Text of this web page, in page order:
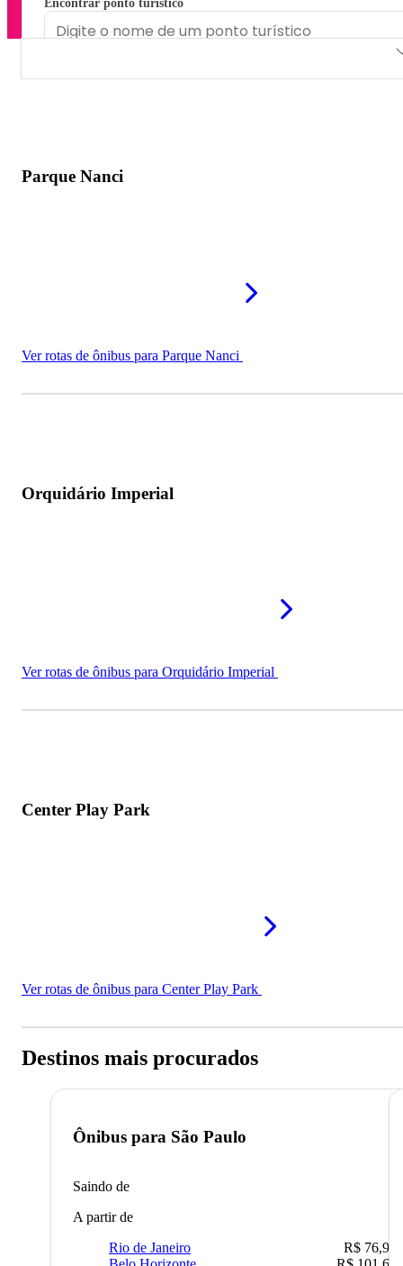
Encontrar ponto turístico
Parque Nanci
Ver rotas de ônibus para Parque Nanci
Orquidário Imperial
Ver rotas de ônibus para Orquidário Imperial
Center Play Park
Ver rotas de ônibus para Center Play Park
Destinos mais procurados
Ônibus para São Paulo
Saindo de
A partir de
Rio de Janeiro
R$ 76,90